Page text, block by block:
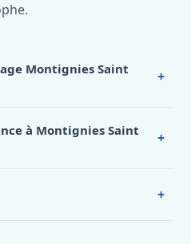
Montignies Saint
+
le 0472 53 24 26.
à Montignies Saint
+
+